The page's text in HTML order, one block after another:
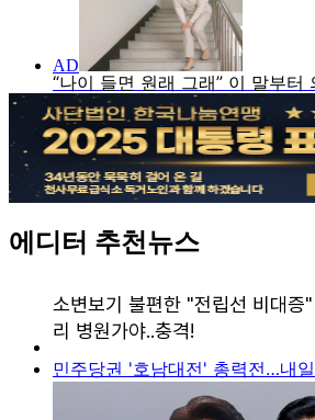
에디터 추천뉴스
민주당권 '호남대전' 총력전…내일